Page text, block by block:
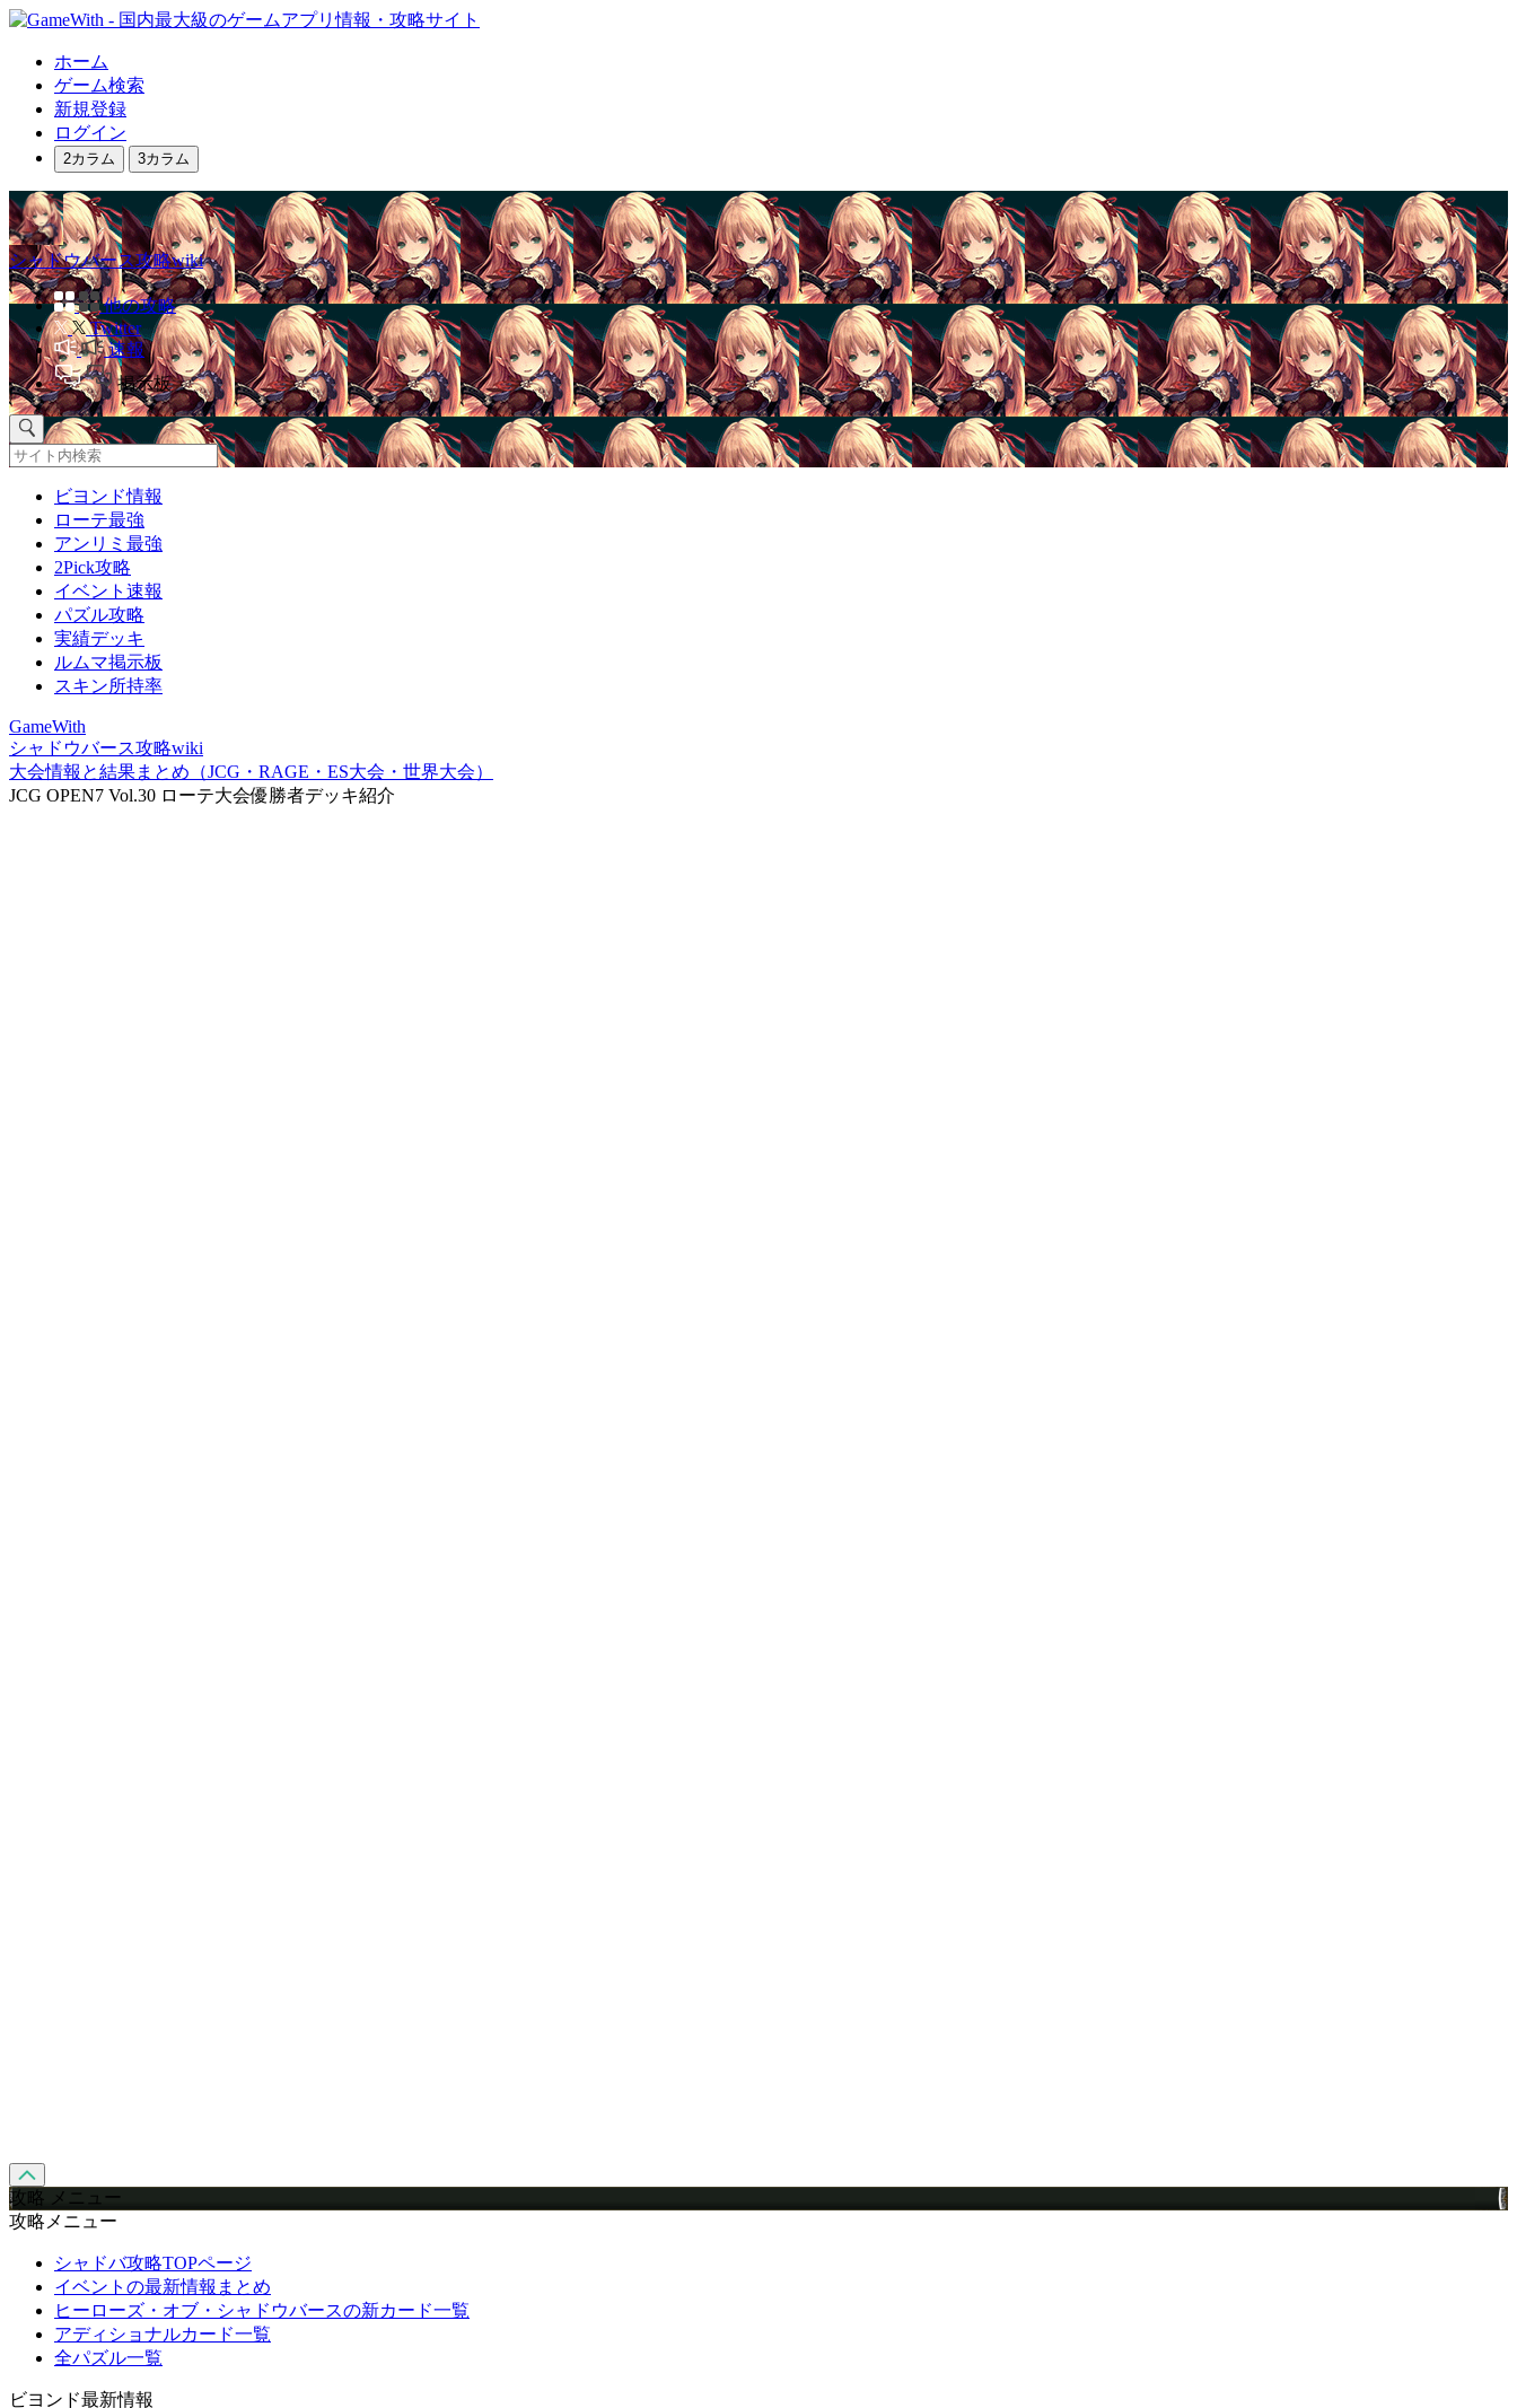
ホーム
ゲーム検索
新規登録
ログイン
2カラム 3カラム
シャドウバース攻略wiki
他の攻略
Twitter
速報
掲示板
ビヨンド情報
ローテ最強
アンリミ最強
2Pick攻略
イベント速報
パズル攻略
実績デッキ
ルムマ掲示板
スキン所持率
GameWith
シャドウバース攻略wiki
大会情報と結果まとめ（JCG・RAGE・ES大会・世界大会）
JCG OPEN7 Vol.30 ローテ大会優勝者デッキ紹介
攻略 メニュー
攻略メニュー
シャドバ攻略TOPページ
イベントの最新情報まとめ
ヒーローズ・オブ・シャドウバースの新カード一覧
アディショナルカード一覧
全パズル一覧
ビヨンド最新情報